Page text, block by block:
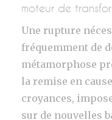
moteur de
Une rupture
fréquemment de
métamorphose
la remise en
croyances,
sur de nouvelles